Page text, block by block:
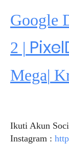
Google
2 |
Mega|
Ikuti Akun
Instagram :